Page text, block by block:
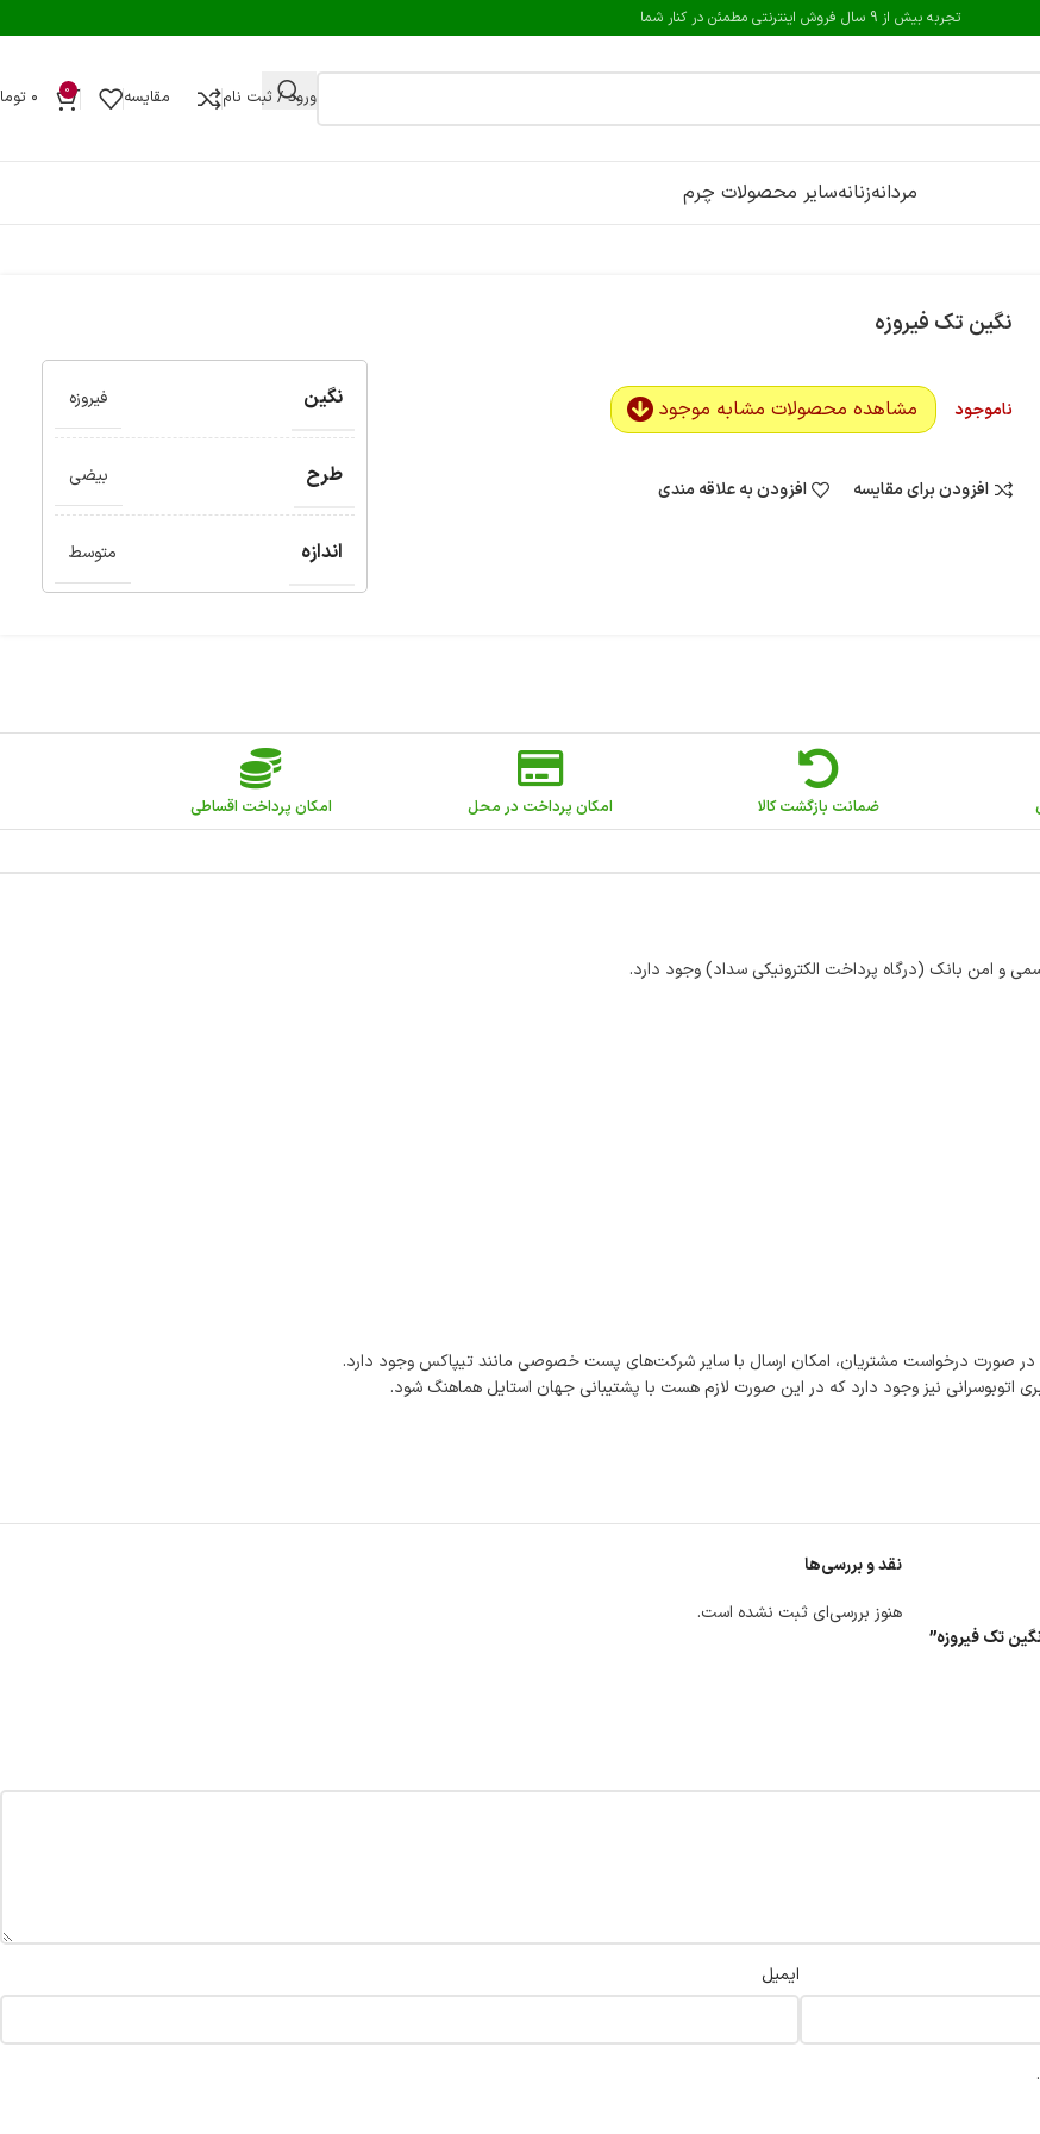
تجربه بیش از 9 سال فروش اینترنتی مطمئن در کنار شما
ورود / ثبت نام مقایسه 0 ۰
مردانهزنانهسایر محصولات چرم
نگین تک فیروزه
نگین فیروزه
طرح بیضی
اندازه متوسط
ناموجود مشاهده محصولات مشابه موجود
افزودن برای مقایسه افزودن به علاقه مندی
ضمانت بازگشت کالا امکان پرداخت در محل امکان پرداخت اقساطی
و امن بانک (درگاه پرداخت الکترونیکی سداد) وجود دارد.
صورت درخواست مشتریان، امکان ارسال با سایر شرکت‌های پست خصوصی مانند تیپاکس وجود دارد.
اتوبوسرانی نیز وجود دارد که در این صورت لازم هست با پشتیبانی جهان استایل هماهنگ شود.
نقد و بررسی‌ها
هنوز بررسی‌ای ثبت نشده است.
تک فیروزه”
ایمیل